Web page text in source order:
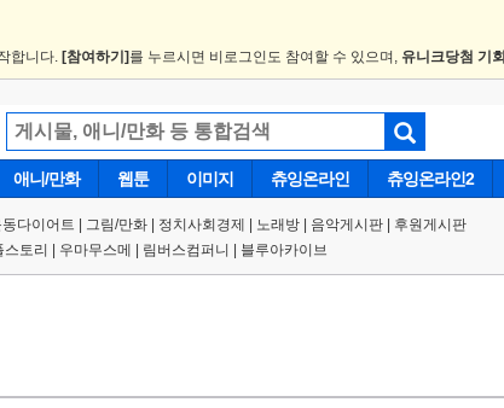
합니다. [참여하기] 를 누르시면 비로그인도 참여할 수 있으며, 유니크당첨 기회
애니/만화 웹툰 이미지 츄잉온라인 츄잉온라인2
동다이어트 | 그림/만화 정치사회경제 노래방 음악게시판 후원게시판
토리 우마무스메 림버스컴퍼니 블루아카이브